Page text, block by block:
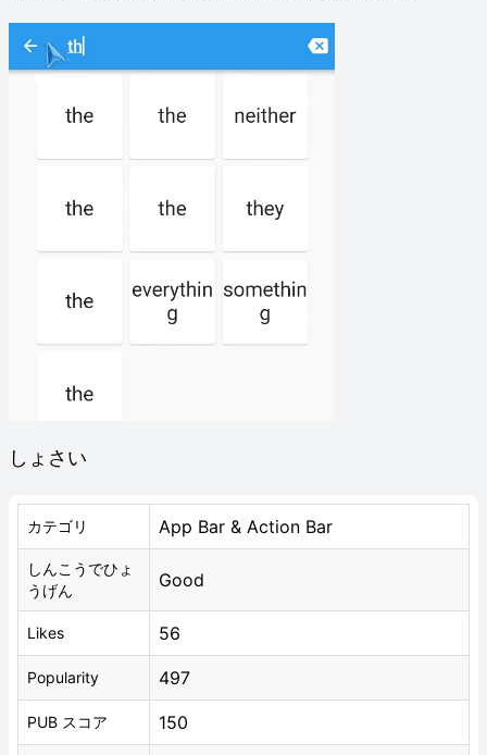
しょさい
カテゴリ App Bar & Action Bar
しんこうでひょ
うげん
Good
Likes 56
Popularity 497
PUB スコア 150